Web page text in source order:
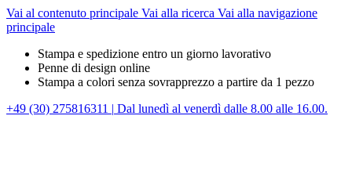
Vai al contenuto principale Vai alla ricerca Vai alla navigazione
principale
Stampa e spedizione entro un giorno lavorativo
Penne di design online
Stampa a colori senza sovrapprezzo a partire da 1 pezzo
+49 (30) 275816311 | Dal lunedì al venerdì dalle 8.00 alle 16.00.